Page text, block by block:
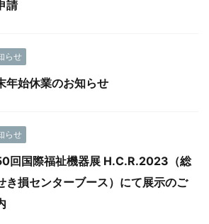
請
らせ
年始休業のお知らせ
らせ
回国際福祉機器展 H.C.R.2023（総
き損センターブース）にて展示のご